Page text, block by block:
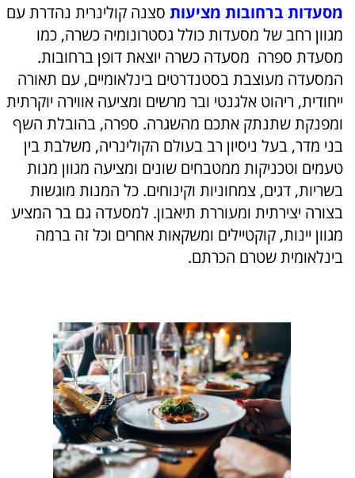
מסעדות ברחובות מציעות סצנה קולינרית נהדרת עם
מגוון רחב של מסעדות כולל גסטרונומיה כשרה, כמו
מסעדת ספרה מסעדה כשרה יוצאת דופן ברחובות.
המסעדה מעוצבת בסטנדרטים בינלאומיים, עם תאורה
ייחודית, ריהוט אלגנטי ובר מרשים ומציעה אווירה יוקרתית
ומפנקת שתנתק אתכם מהשגרה. ספרה, בהובלת השף
בני מדר, בעל ניסיון רב בעולם הקולינריה, משלבת בין
טעמים וטכניקות ממטבחים שונים ומציעה מגוון מנות
בשריות, דגים, צמחוניות וקינוחים. כל המנות מוגשות
בצורה יצירתית ומעוררת תיאבון. למסעדה גם בר המציע
מגוון יינות, קוקטיילים ומשקאות אחרים וכל זה ברמה
בינלאומית שטרם הכרתם.